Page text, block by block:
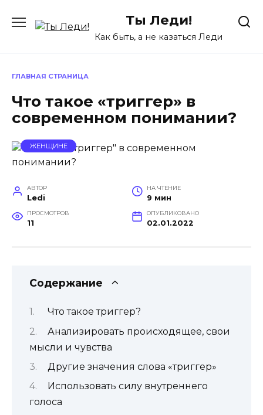
содержанию
Ты Леди!
Как быть, а не казаться Леди
ГЛАВНАЯ СТРАНИЦА
Что такое «триггер» в
современном понимании?
ЖЕНЩИНЕ
АВТОР
Ledi
НА ЧТЕНИЕ
9 мин
ПРОСМОТРОВ
11
ОПУБЛИКОВАНО
02.01.2022
Содержание
Что такое триггер?
Анализировать происходящее, свои
мысли и чувства
Другие значения слова «триггер»
Использовать силу внутреннего
голоса